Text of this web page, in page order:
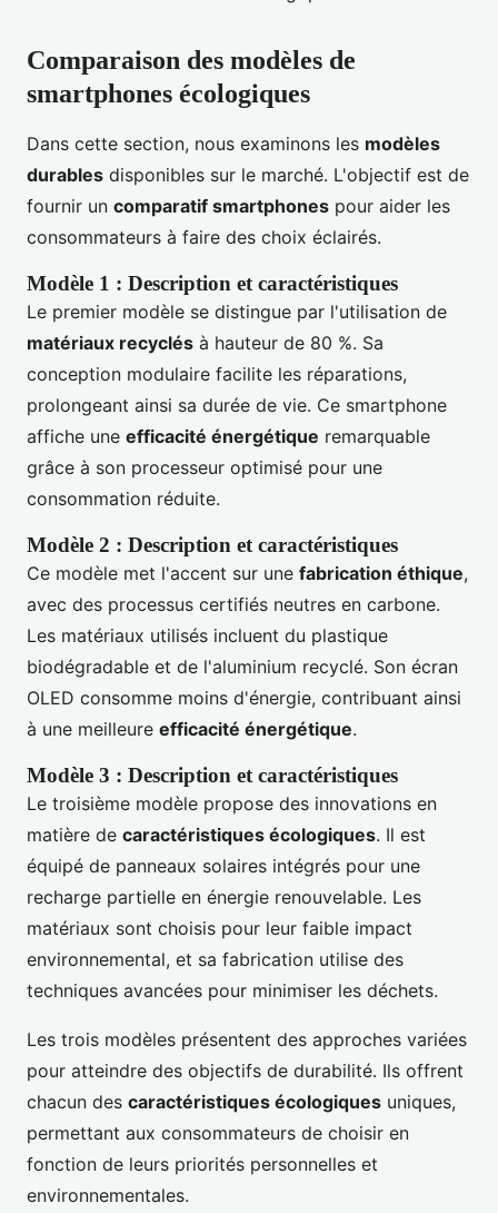
Comparaison des modèles de
smartphones écologiques
Dans cette section, nous examinons les modèles
durables disponibles sur le marché. L'objectif est de
fournir un comparatif smartphones pour aider les
consommateurs à faire des choix éclairés.
Modèle 1 : Description et caractéristiques
Le premier modèle se distingue par l'utilisation de
matériaux recyclés à hauteur de 80 %. Sa
conception modulaire facilite les réparations,
prolongeant ainsi sa durée de vie. Ce smartphone
affiche une efficacité énergétique remarquable
grâce à son processeur optimisé pour une
consommation réduite.
Modèle 2 : Description et caractéristiques
Ce modèle met l'accent sur une fabrication éthique,
avec des processus certifiés neutres en carbone.
Les matériaux utilisés incluent du plastique
biodégradable et de l'aluminium recyclé. Son écran
OLED consomme moins d'énergie, contribuant ainsi
à une meilleure efficacité énergétique.
Modèle 3 : Description et caractéristiques
Le troisième modèle propose des innovations en
matière de caractéristiques écologiques. Il est
équipé de panneaux solaires intégrés pour une
recharge partielle en énergie renouvelable. Les
matériaux sont choisis pour leur faible impact
environnemental, et sa fabrication utilise des
techniques avancées pour minimiser les déchets.
Les trois modèles présentent des approches variées
pour atteindre des objectifs de durabilité. Ils offrent
chacun des caractéristiques écologiques uniques,
permettant aux consommateurs de choisir en
fonction de leurs priorités personnelles et
environnementales.